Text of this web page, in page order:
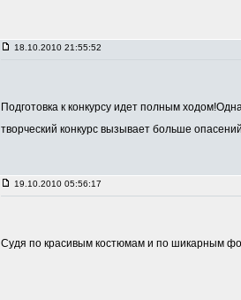
18.10.2010 21:55:52
Подготовка к конкурсу идет полным
творческий конкурс вызывает больше
19.10.2010 05:56:17
Судя по красивым костюмам и по шикарным